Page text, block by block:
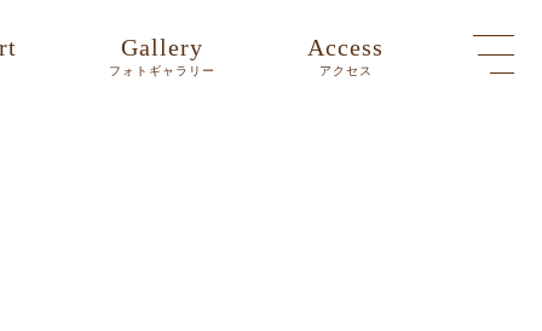
Gallery
フォトギャラリー
Access
アクセス